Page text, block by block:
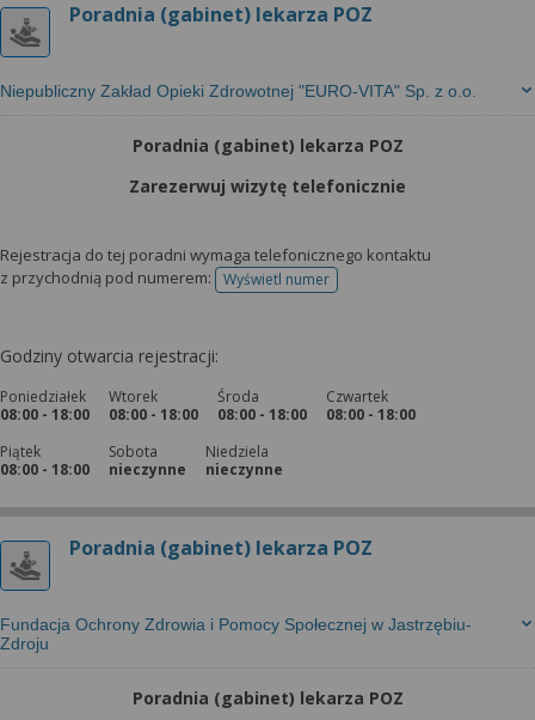
Poradnia (gabinet) lekarza POZ
Niepubliczny Zakład Opieki Zdrowotnej "EURO-VITA" Sp. z o.o.
Poradnia (gabinet) lekarza POZ
Zarezerwuj wizytę telefonicznie
Rejestracja do tej poradni wymaga telefonicznego kontaktu
z przychodnią pod numerem:
Wyświetl numertelefonu do rejestracji
Godziny otwarcia rejestracji:
Poniedziałek
08:00 - 18:00
Wtorek
08:00 - 18:00
Środa
08:00 - 18:00
Czwartek
08:00 - 18:00
Piątek
08:00 - 18:00
Sobota
nieczynne
Niedziela
nieczynne
Poradnia (gabinet) lekarza POZ
Fundacja Ochrony Zdrowia i Pomocy Społecznej w Jastrzębiu-
Zdroju
Poradnia (gabinet) lekarza POZ